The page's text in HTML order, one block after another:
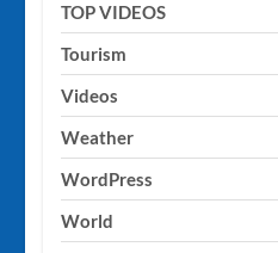
TOP VIDEOS
Tourism
Videos
Weather
WordPress
World